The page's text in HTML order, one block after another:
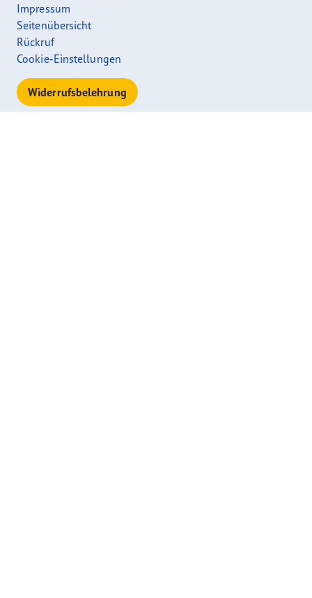
Impressum
Seitenübersicht
Rückruf
Cookie-Einstellungen
Widerrufsbelehrung